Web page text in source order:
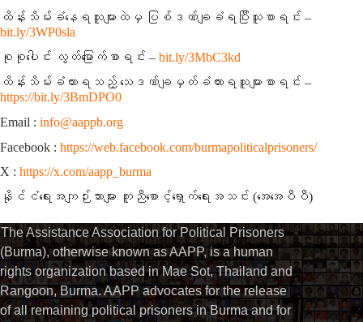
ထိန်းသိမ်းခံနေရသူများထဲမှ ပြစ်ဒဏ်ချခံရပြီးသူစာရင်း –
bit.ly/3WP0sla
စုစုပေါင်း လွတ်မြောက်စာရင်း – bit.ly/3MbC3kd
ထိန်းသိမ်းခံထားရသည့် သေဒဏ်ချမှတ်ခံထားရသူများစာရင်း –
https://bit.ly/3BmDPO0
Email : info@aappb.org
Facebook : https://web.facebook.com/burmapoliticalprisoners/
X : https://x.com/aapp_burma
နိုင်ငံရေးအကျဉ်းသားများ ကူညီစောင့်ရှောက်ရေးအသင်း (အေအေပီပီ)
The Assistance Association for Political Prisoners
(Burma), otherwise known as AAPP, is a human
rights organization based in Mae Sot, Thailand and
Rangoon, Burma. AAPP advocates for the release
of all remaining political prisoners in Burma and for